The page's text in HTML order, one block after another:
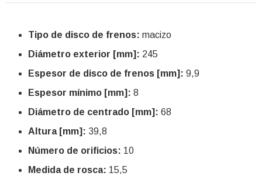
Tipo de disco de frenos: macizo
Diámetro exterior [mm]: 245
Espesor de disco de frenos [mm]: 9,9
Espesor mínimo [mm]: 8
Diámetro de centrado [mm]: 68
Altura [mm]: 39,8
Número de orificios: 10
Medida de rosca: 15,5